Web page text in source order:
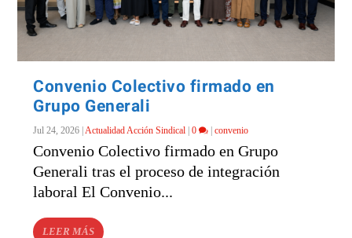
Convenio Colectivo firmado en
Grupo Generali
Jul 24, 2026 | Actualidad Acción Sindical |0 |convenio
Convenio Colectivo firmado en Grupo
Generali tras el proceso de integración
laboral El Convenio...
LEER MÁS